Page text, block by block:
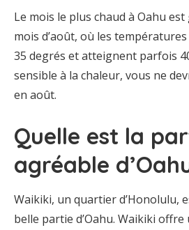
Le mois le plus chaud à Oahu
mois d’août, où les
35 degrés et atteignent parfois
sensible à la chaleur, vous ne
en août.
Quelle est la
agréable
Waikiki, un quartier d’Honolulu,
belle partie d’Oahu. Waikiki